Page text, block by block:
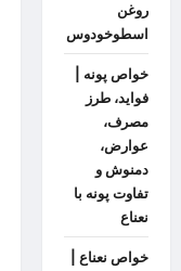
روغن
اسطوخودوس
خواص پونه |
فواید، طرز
مصرف،
عوارض،
دمنوش و
تفاوت پونه با
نعناع
خواص نعناع |